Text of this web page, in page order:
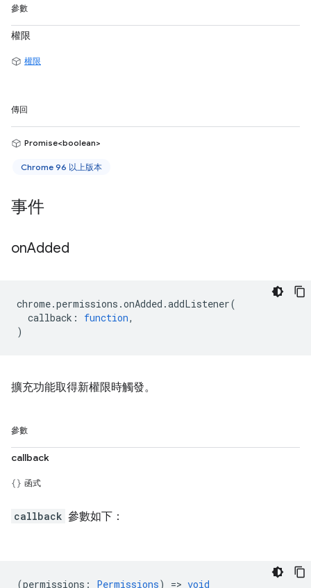
參數
權限
權限
傳回
Promise<boolean>
Chrome 96 以上版本
事件
onAdded
chrome.permissions .onAdded .addListener(
callback : function,
)
擴充功能取得新權限時觸發。
參數
callback
函式
callback 參數如下：
(permissions : Permissions) => void